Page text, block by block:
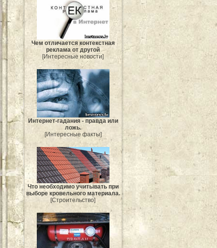
Чем отличается контекстная
реклама от другой
[Интересные новости]
Интернет-гадания - правда или
ложь.
[Интересные факты]
Что необходимо учитывать при
выборе кровельного материала.
[Строительство]